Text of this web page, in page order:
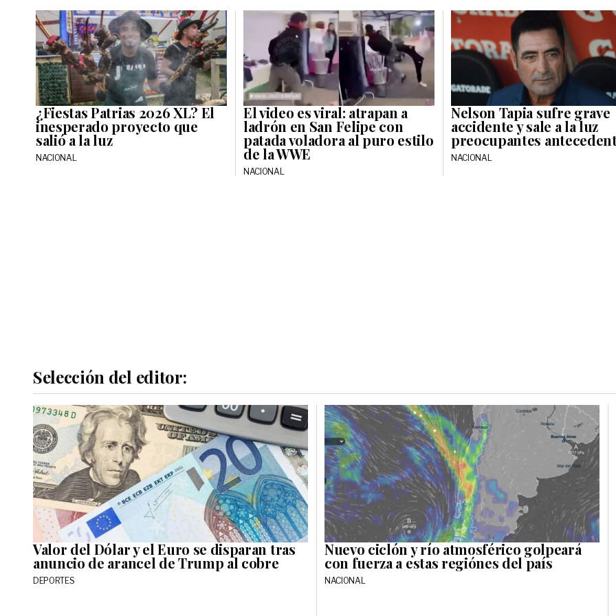
¿Fiestas Patrias 2026 XL? El
inesperado proyecto que
salió a la luz
NACIONAL
El video es viral: atrapan a
ladrón en San Felipe con
patada voladora al puro estilo
de la WWE
NACIONAL
Nelson Tapia sufre grave
accidente y sale a la luz
preocupantes
NACIONAL
Selección del editor:
Valor del Dólar y el Euro se disparan tras
anuncio de arancel de Trump al cobre
DEPORTES
Nuevo ciclón y río atmosférico golpeará
con fuerza a estas regiónes del país
NACIONAL